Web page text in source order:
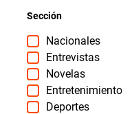
Sección
Nacionales
Entrevistas
Novelas
Entretenimiento
Deportes